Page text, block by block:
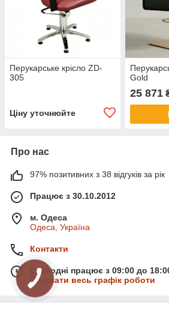
Перукарське крісло ZD-
305
Ціну уточнюйте
Gold
25 871
Про нас
97% позитивних з 38 відгуків за рік
Працює з 30.10.2012
м. Одеса
Одеса, Україна
Контакти
Сьогодні працює з 09:00 до
Показати весь графік роботи